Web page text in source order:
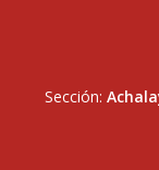
Sección: